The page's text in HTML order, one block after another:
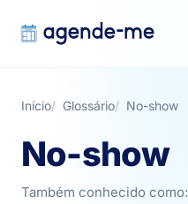
Início Glossário No-show
No-show
Também conhecido como: